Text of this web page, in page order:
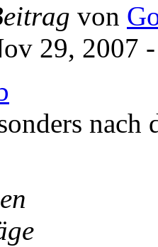
von
29, 2007
nach